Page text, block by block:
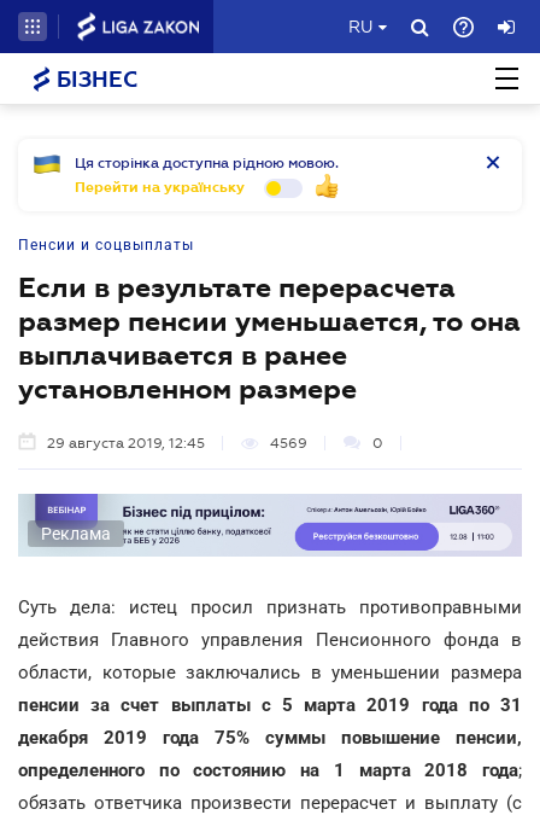
RU
БІЗНЕС
Ця сторінка доступна рідною мовою.
Перейти на українську
Пенсии и соцвыплаты
Если в результате перерасчета
размер пенсии уменьшается, то она
выплачивается в ранее
установленном размере
29 августа 2019, 12:45 4569 0
Реклама
Суть дела: истец просил признать противоправными
действия Главного управления Пенсионного фонда в
области, которые заключались в уменьшении размера
пенсии за счет выплаты с 5 марта 2019 года по 31
декабря 2019 года 75% суммы повышение пенсии,
определенного по состоянию на 1 марта 2018 года;
обязать ответчика произвести перерасчет и выплату (с